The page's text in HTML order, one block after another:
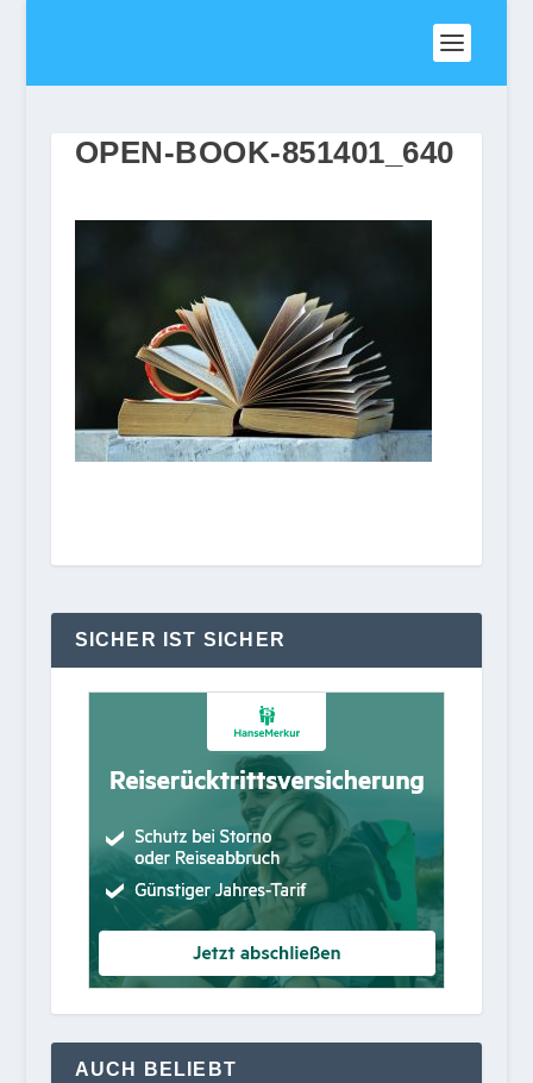
OPEN-BOOK-851401_640
SICHER IST SICHER
AUCH BELIEBT